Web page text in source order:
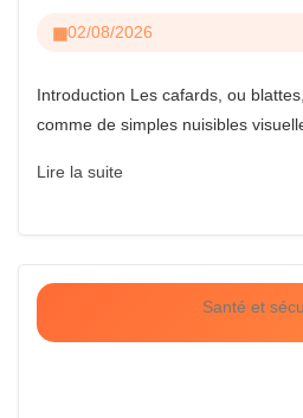
02/08/2026
Introduction Les cafards, ou
comme de simples nuisibles
Lire la suite
Santé et